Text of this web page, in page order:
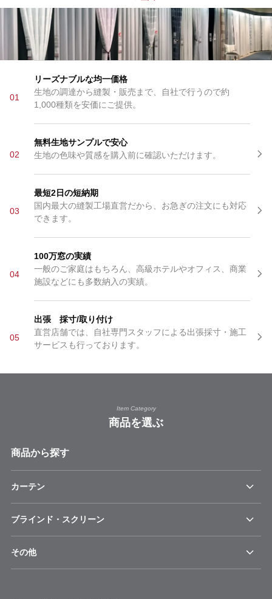
01
リーズナブルな均一価格
生地の調達から縫製・販売まで、自社で行うので約
1,000種類を安価にご提供。
02
無料生地サンプルで安心
生地の色味や質感を購入前に確認いただけます。
03
最短2日の短納期
国内最大の縫製工場直営だから、お急ぎの注文にも対応
できます。
04
100万窓の実績
一般のご家庭はもちろん、高級ホテルやオフィス、商業
施設などにも多数納入の実績。
05
出張 採寸/取り付け
直営店舗では、自社専門スタッフによる出張採寸・施工
サービスも行っております。
Item Category
商品を選ぶ
商品から探す
カーテン
ブラインド・スクリーン
その他